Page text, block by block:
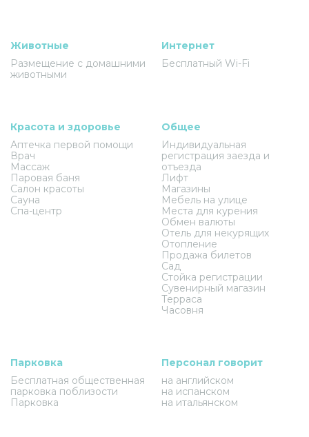
Животные
Размещение с домашними
животными
Интернет
Бесплатный Wi-Fi
Красота и здоровье
Аптечка первой помощи
Врач
Массаж
Паровая баня
Салон красоты
Сауна
Спа-центр
Общее
Индивидуальная
регистрация заезда и
отъезда
Лифт
Магазины
Мебель на улице
Места для курения
Обмен валюты
Отель для некурящих
Отопление
Продажа билетов
Сад
Стойка регистрации
Сувенирный магазин
Терраса
Часовня
Парковка
Бесплатная общественная
парковка поблизости
Парковка
Персонал говорит
на английском
на испанском
на итальянском